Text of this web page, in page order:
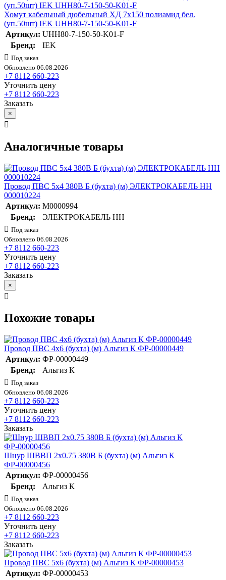
Хомут кабельный дюбельный ХД 7х150 полиамид бел.
(уп.50шт) IEK UHH80-7-150-50-K01-F
Артикул: UHH80-7-150-50-K01-F
Бренд:
IEK
Под заказ
Обновлено 06.08.2026
+7 8112 660-223
Уточнить цену
+7 8112 660-223
Заказать
×
Аналогичные товары
Провод ПВС 5х4 380В Б (бухта) (м) ЭЛЕКТРОКАБЕЛЬ НН
000010224
Артикул: M0000994
Бренд:
ЭЛЕКТРОКАБЕЛЬ НН
Под заказ
Обновлено 06.08.2026
+7 8112 660-223
Уточнить цену
+7 8112 660-223
Заказать
×
Похожие товары
Провод ПВС 4х6 (бухта) (м) Альгиз К ФР-00000449
Артикул: ФР-00000449
Бренд:
Альгиз К
Под заказ
Обновлено 06.08.2026
+7 8112 660-223
Уточнить цену
+7 8112 660-223
Заказать
Шнур ШВВП 2х0.75 380В Б (бухта) (м) Альгиз К
ФР-00000456
Артикул: ФР-00000456
Бренд:
Альгиз К
Под заказ
Обновлено 06.08.2026
+7 8112 660-223
Уточнить цену
+7 8112 660-223
Заказать
Провод ПВС 5х6 (бухта) (м) Альгиз К ФР-00000453
Артикул: ФР-00000453